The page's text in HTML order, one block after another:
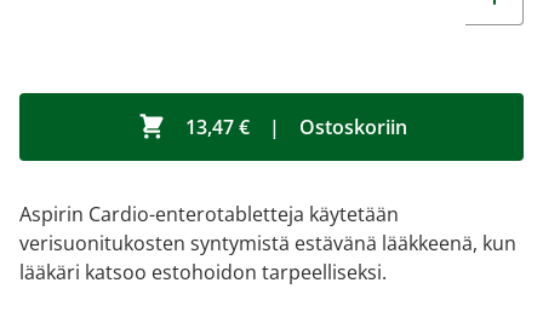
13,47 € | Ostoskoriin
Aspirin Cardio-enterotabletteja käytetään
verisuonitukosten syntymistä estävänä lääkkeenä, kun
lääkäri katsoo estohoidon tarpeelliseksi.